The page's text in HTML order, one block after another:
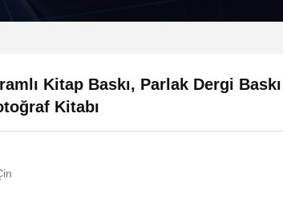
Kitap Baskı, Parlak Dergi Baskı
Kitabı